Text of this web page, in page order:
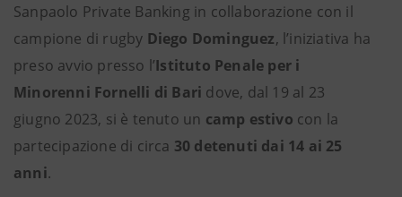
Sanpaolo Private Banking in collaborazione con il
campione di rugby Diego Dominguez, l’iniziativa ha
preso avvio presso l’Istituto Penale per i
Minorenni Fornelli di Bari dove, dal 19 al 23
giugno 2023, si è tenuto un camp estivo con la
partecipazione di circa 30 detenuti dai 14 ai 25
anni.